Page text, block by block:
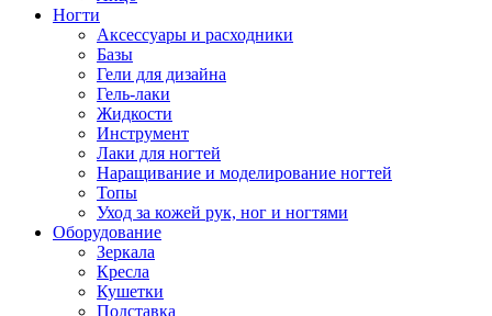
Ногти
Аксессуары и расходники
Базы
Гели для дизайна
Гель-лаки
Жидкости
Инструмент
Лаки для ногтей
Наращивание и моделирование ногтей
Топы
Уход за кожей рук, ног и ногтями
Оборудование
Зеркала
Кресла
Кушетки
Подставка